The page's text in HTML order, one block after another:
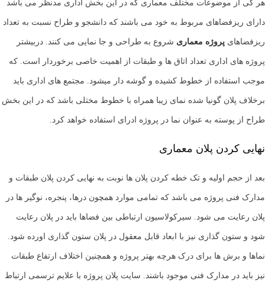
هر کی از موضوعات مختلف معماری که در این بخش اداری مدنظر می باشد
دارای ریزفضاهای مربوط به خود می باشند که دانشجو و طراح نسبت به تعداد
ریزفضاهای پروژه معماری شروع به طراحی و جا نمایی می کنند. دربیشتر
پروژه های اداری تعداد اتاق ها و طبقات از اهمیت خاصی برخوردار است. که
موجب استفاده از خطوط کشیده و گوشه دار میشود. مجتمع های اداری باید
برخلاف پلان گونیا شده نمای زیبا همراه با خطوط مختلی باشد که در این بخش
طراح از پوسته به عنوان نما در پروژه ادرای استفاده خواهد کرد.
نهایی کردن پلان معماری
بعد از حجم اولیه و تک خطه کردن پلان ها نوبت به نهایی کردن پلان طبقات و
مدارک فنی پروژه می باشد که تمامی موارد همچون درها، پنجره، نوگیر ها در
پلان رعایت می شود. سیرکولاسیون ارتباطی بین فضاها باید در پلان رعایت
شود و ستون گذاری نیز با ابعاد قابل معقول در پلان ستون گذاری اورده شود.
نماها و برش ها برای درک هرچه بهتر پروژه و همچنین اختلاف ارتفاع طبقات
نیز باید در مدارک فنی موجود باشند. سایت پلان پروژه با علایم ترسمی ارتباط